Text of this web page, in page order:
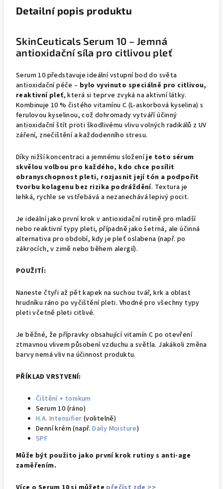
Detailní popis produktu
SkinCeuticals Serum 10 – Jemná
antioxidační síla pro citlivou pleť
Serum 10 představuje ideální vstupní bod do světa
antioxidační péče – bylo vyvinuto speciálně pro citlivou,
reaktivní pleť, která si teprve zvyká na aktivní látky.
Kombinuje 10 % čistého vitamínu C (L-askorbová kyselina) s
ferulovou kyselinou, což dohromady vytváří účinný
antioxidační štít proti škodlivému vlivu volných radikálů z UV
záření, znečištění a každodenního stresu.
Díky nižší koncentraci a jemnému složeníje toto sérum
skvělou volbou pro každého, kdo chce posílit
obranyschopnost pleti, rozjasnit její tón a podpořit
tvorbu kolagenu bez rizika podráždění. Textura je
lehká, rychle se vstřebává a nezanechává lepivý pocit.
Je ideální jako první krok v antioxidační rutině pro mladší
nebo reaktivní typy pleti, případně jako šetrná, ale účinná
alternativa pro období, kdy je pleť oslabena (např. po
zákrocích, v zimě nebo během alergií).
POUŽITÍ:
Naneste čtyři až pět kapek na suchou tvář, krk a oblast
hrudníku ráno po vyčištění pleti. Vhodné pro všechny typy
pleti včetně pleti citlivé.
Je běžné, že přípravky obsahující vitamín C po otevření
ztmavnou vlivem působení vzduchu a světla. Jakákoli změna
barvy nemá vliv na účinnost produktu.
PŘÍKLAD VRSTVENÍ:
Čištění + tonikum
Serum 10 (ráno)
H.A. Intensifier (volitelně)
Denní krém (např.Daily Moisture)
SPF
Může být použito jako první krok rutiny s anti-age
zaměřením.